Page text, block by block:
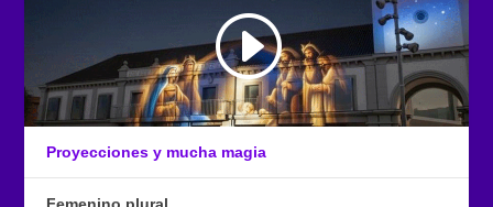
Proyecciones y mucha magia